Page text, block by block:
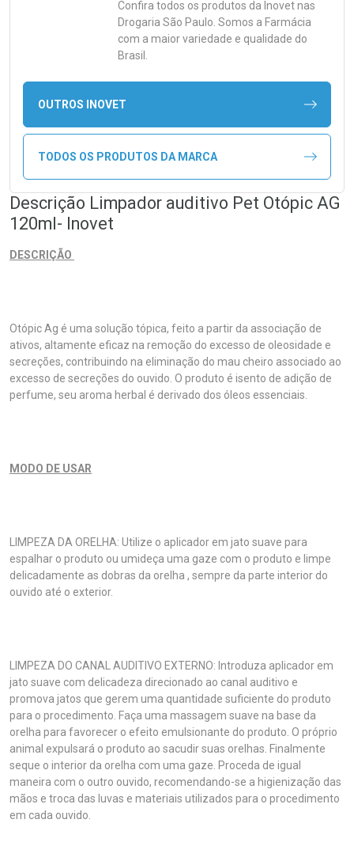
Confira todos os produtos da Inovetnas
Drogaria São Paulo. Somos a Farmácia
com a maior variedade e qualidade do
Brasil.
OUTROS INOVET
TODOS OS PRODUTOS DA MARCA
Descrição Limpador auditivo Pet Otópic AG
120ml- Inovet
DESCRIÇÃO
Otópic Ag é uma solução tópica, feito a partir da associação de
ativos, altamente eficaz na remoção do excesso de oleosidade e
secreções, contribuindo na eliminação do mau cheiro associado ao
excesso de secreções do ouvido. O produto é isento de adição de
perfume, seu aroma herbal é derivado dos óleos essenciais.
MODO DE USAR
LIMPEZA DA ORELHA: Utilize o aplicador em jato suave para
espalhar o produto ou umideça uma gaze com o produto e limpe
delicadamente as dobras da orelha , sempre da parte interior do
ouvido até o exterior.
LIMPEZA DO CANAL AUDITIVO EXTERNO: Introduza aplicador em
jato suave com delicadeza direcionado ao canal auditivo e
promova jatos que gerem uma quantidade suficiente do produto
para o procedimento. Faça uma massagem suave na base da
orelha para favorecer o efeito emulsionante do produto. O próprio
animal expulsará o produto ao sacudir suas orelhas. Finalmente
seque o interior da orelha com uma gaze. Proceda de igual
maneira com o outro ouvido, recomendando-se a higienização das
mãos e troca das luvas e materiais utilizados para o procedimento
em cada ouvido.